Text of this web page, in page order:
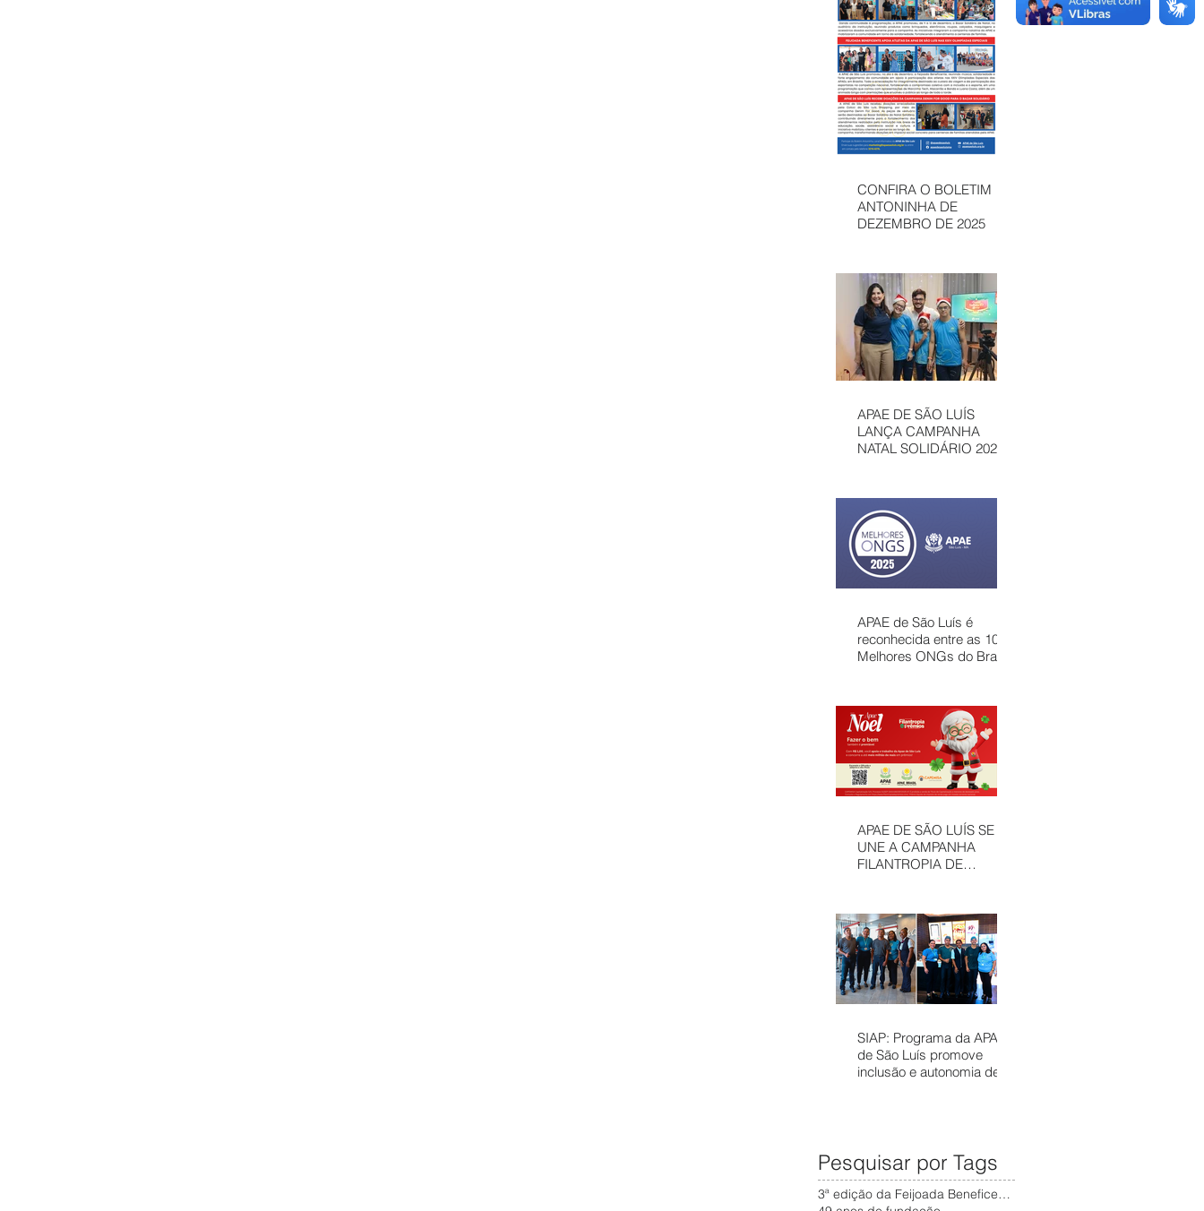
CONFIRA O BOLETIM
ANTONINHA DE
DEZEMBRO DE 2025
APAE DE SÃO LUÍS
LANÇA CAMPANHA
NATAL SOLIDÁRIO 2025
COMUNIDADE E
FORTALECER
ATENDIMENTOS
GRATUITOS NO
MARANHÃO
APAE de São Luís é
reconhecida entre as 100
Melhores ONGs do Brasil
APAE DE SÃO LUÍS SE
UNE A CAMPANHA
FILANTROPIA DE
SERVIÇOS
ASSISTÊNCIAIS
SIAP: Programa da APAE
de São Luís promove
inclusão e autonomia de
Pesquisar por Tags
3ª edição da Feijoada Beneficente da APAE